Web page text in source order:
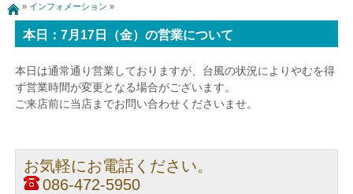
» インフォメーション »
本日：7月17日（金）の営業について
本日は通常通り営業しておりますが、台風の状況によりやむを得
ず営業時間が変更となる場合がございます。
ご来店前に当店までお問い合わせくださいませ。
お気軽にお電話ください。
086-472-5950